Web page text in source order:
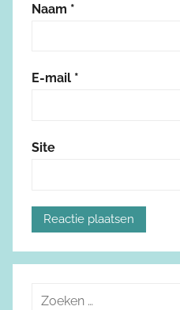
Naam *
E-mail *
Site